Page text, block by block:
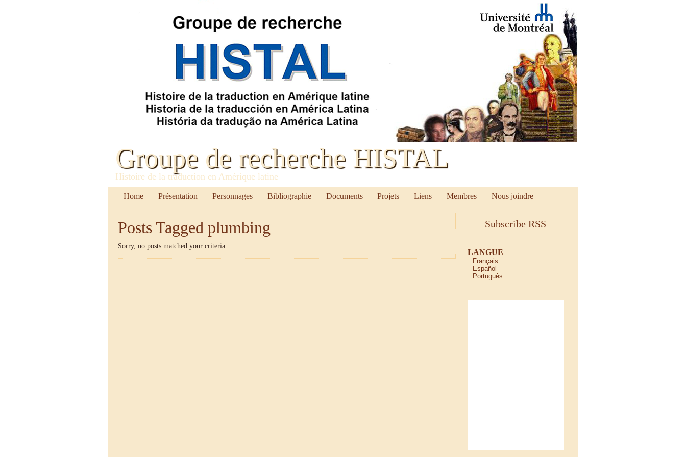
Groupe de recherche HISTAL
Histoire de la traduction en Amérique latine
Home Présentation Personnages Bibliographie Documents Projets Liens Membres Nous joindre
Posts Tagged plumbing
Sorry, no posts matched your criteria.
Subscribe RSS
LANGUE
Français
Español
Português